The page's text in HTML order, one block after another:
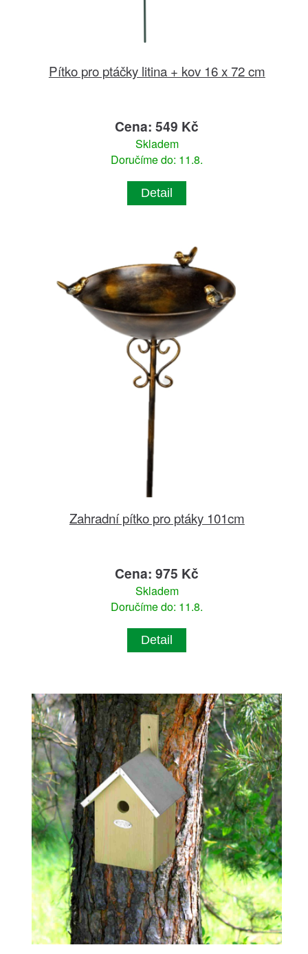
Pítko pro ptáčky litina + kov 16 x 72 cm
Cena: 549 Kč
Skladem
Doručíme do: 11.8.
Detail
Zahradní pítko pro ptáky 101cm
Cena: 975 Kč
Skladem
Doručíme do: 11.8.
Detail